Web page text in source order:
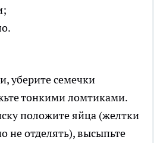
уберите семечки
тонкими ломтиками.
положите яйца (желтки
не отделять), высыпьте